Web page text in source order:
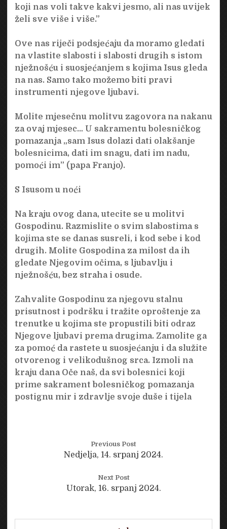
koji nas voli takve kakvi jesmo, ali nas uvijek
želi sve više i više.”
Ove nas riječi podsjećaju da moramo gledati
na vlastite slabosti i slabosti drugih s istom
nježnošću i suosjećanjem s kojima Isus gleda
na nas. Samo tako možemo biti pravi
instrumenti njegove ljubavi.
Molite mjesečnu molitvu zagovora na nakanu
za ovaj mjesec… U sakramentu bolesničkog
pomazanja „sam Isus dolazi dati olakšanje
bolesnicima, dati im snagu, dati im nadu,
pomoći im” (papa Franjo).
S Isusom u noći
Na kraju ovog dana, utecite se u molitvi
Gospodinu. Razmislite o svim slabostima s
kojima ste se danas susreli, i kod sebe i kod
drugih. Molite Gospodina za milost da ih
gledate Njegovim očima, s ljubavlju i
nježnošću, bez straha i osude.
Zahvalite Gospodinu za njegovu stalnu
prisutnost i podršku i tražite oproštenje za
trenutke u kojima ste propustili biti odraz
Njegove ljubavi prema drugima. Zamolite ga
za pomoć da rastete u suosjećanju i da služite
otvorenog i velikodušnog srca. Izmoli na
kraju dana Oče naš, da svi bolesnici koji
prime sakrament bolesničkog pomazanja
postignu mir i zdravlje svoje duše i tijela
Previous Post
Nedjelja, 14. srpanj 2024.
Next Post
Utorak, 16. srpanj 2024.